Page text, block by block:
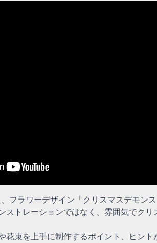
フラワーデザイン「クリスマスデモン
ストレーションではなく、雰囲気でク
花束を上手に制作するポイント、ヒン